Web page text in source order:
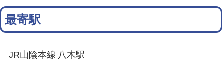
最寄駅
JR山陰本線 八木駅